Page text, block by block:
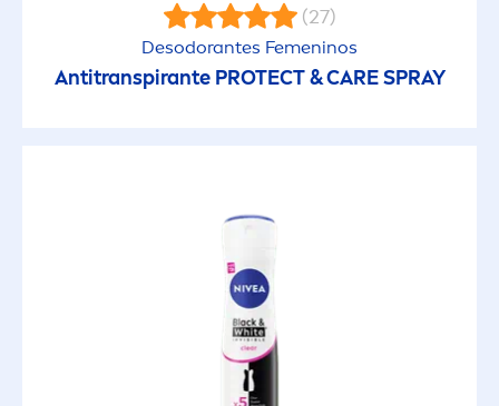
(27)
Desodorantes Femeninos
Antitranspirante PROTECT&CARESPRAY